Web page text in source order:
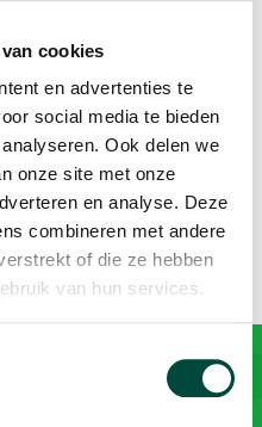
cookies
en advertenties te
social media te bieden
Ook delen we
onze site met onze
en analyse. Deze
combineren met andere
of die ze hebben
van hun services.
als je via
Als startpunt is er
uitgezet. Bij de volgende
vragen zijn.